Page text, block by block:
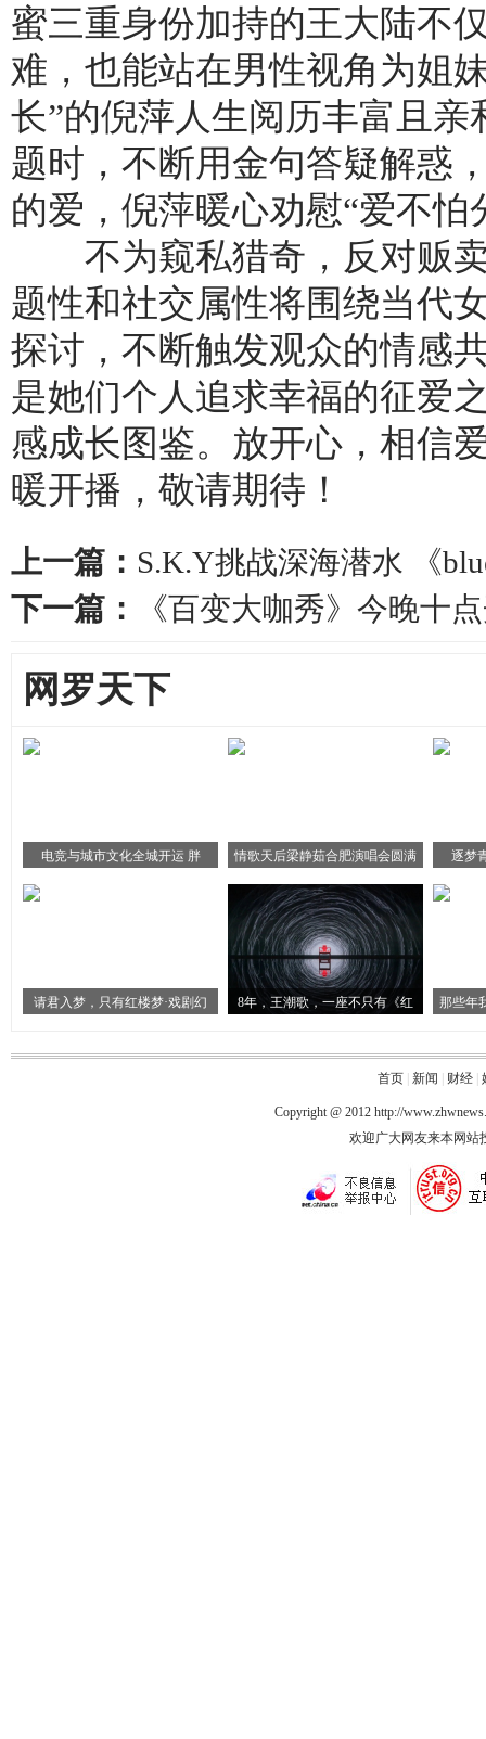
蜜三重身份加持的王大陆不
难，也能站在男性视角为姐
长”的倪萍人生阅历丰富且
题时，不断用金句答疑解惑
的爱，倪萍暖心劝慰“爱不怕
不为窥私猎奇，反对贩卖
题性和社交属性将围绕当代
探讨，不断触发观众的情感
是她们个人追求幸福的征爱
感成长图鉴。放开心，相信
暖开播，敬请期待！
上一篇： S.K.Y挑战深海潜水 《
下一篇：
《百变大咖秀》今晚十
网罗天下
电竞与城市文化全城开运 胖 情歌天后梁静茹合肥演唱会圆满 逐梦
请君入梦，只有红楼梦·戏剧幻 8年，王潮歌，一座不只有《红 那些年
首页| 新闻 财经|
Copyright @ 2012 http://
欢迎广大网友来本网站